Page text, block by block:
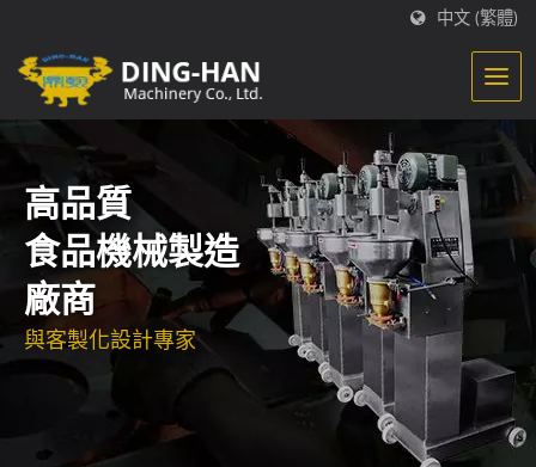
中文 (繁體)
高品質
食品機械製造
廠商
與客製化設計專家